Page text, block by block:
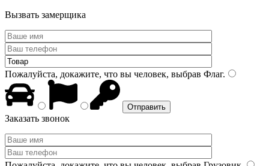
Вызвать замерщика
Пожалуйста, докажите, что вы человек, выбрав Флаг.
Заказать звонок